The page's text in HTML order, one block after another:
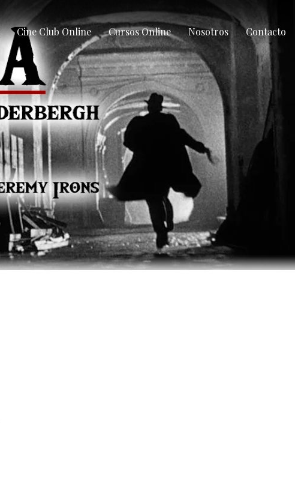
Cine Club Online Cursos Online Nosotros Contacto